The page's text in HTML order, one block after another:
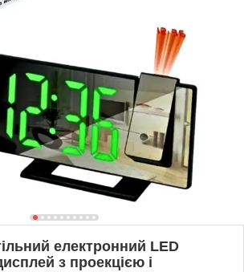
електронний LED
з проекцією і